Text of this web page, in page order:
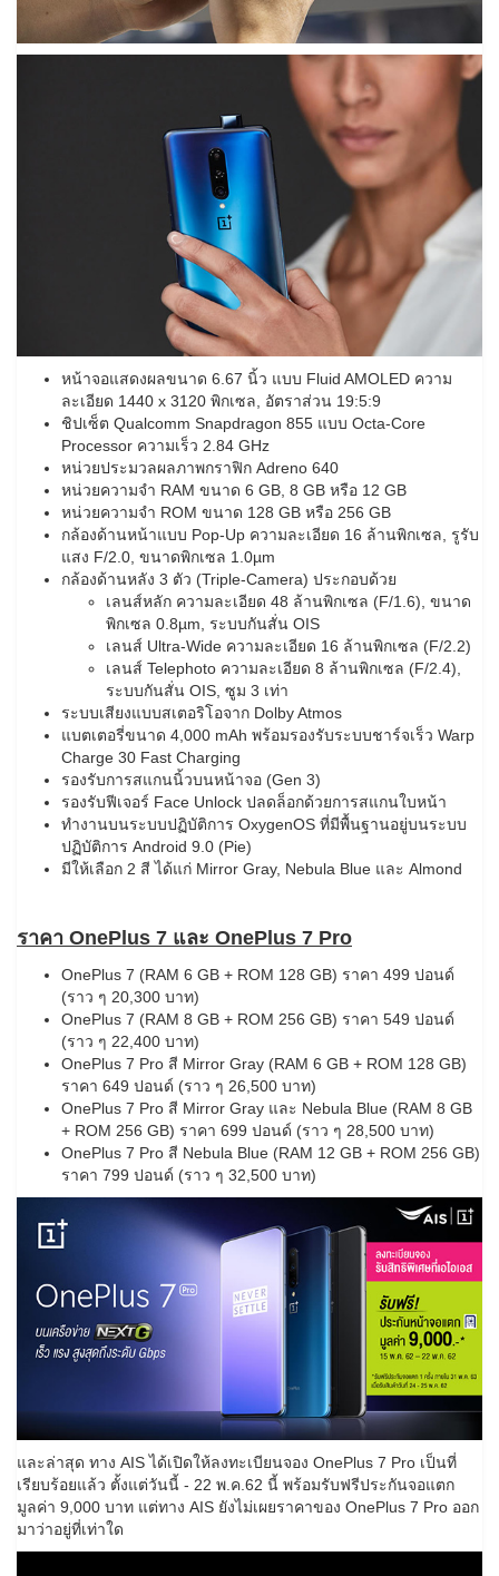
หน้าจอแสดงผลขนาด 6.67 นิ้ว แบบ Fluid AMOLED ความ
ละเอียด 1440 x 3120 พิกเซล, อัตราส่วน 19:5:9
ชิปเซ็ต Qualcomm Snapdragon 855 แบบ Octa-Core
Processor ความเร็ว 2.84 GHz
หน่วยประมวลผลภาพกราฟิก Adreno 640
หน่วยความจำ RAM ขนาด 6 GB, 8 GB หรือ 12 GB
หน่วยความจำ ROM ขนาด 128 GB หรือ 256 GB
กล้องด้านหน้าแบบ Pop-Up ความละเอียด 16 ล้านพิกเซล, รูรับ
แสง F/2.0, ขนาดพิกเซล 1.0µm
กล้องด้านหลัง 3 ตัว (Triple-Camera) ประกอบด้วย
เลนส์หลัก ความละเอียด 48 ล้านพิกเซล (F/1.6), ขนาด
พิกเซล 0.8µm, ระบบกันสั่น OIS
เลนส์ Ultra-Wide ความละเอียด 16 ล้านพิกเซล (F/2.2)
เลนส์ Telephoto ความละเอียด 8 ล้านพิกเซล (F/2.4),
ระบบกันสั่น OIS, ซูม 3 เท่า
ระบบเสียงแบบสเตอริโอจาก Dolby Atmos
แบตเตอรี่ขนาด 4,000 mAh พร้อมรองรับระบบชาร์จเร็ว Warp
Charge 30 Fast Charging
รองรับการสแกนนิ้วบนหน้าจอ (Gen 3)
รองรับฟีเจอร์ Face Unlock ปลดล็อกด้วยการสแกนใบหน้า
ทำงานบนระบบปฏิบัติการ OxygenOS ที่มีพื้นฐานอยู่บนระบบ
ปฏิบัติการ Android 9.0 (Pie)
มีให้เลือก 2 สี ได้แก่ Mirror Gray, Nebula Blue และ Almond
ราคา OnePlus 7 และ OnePlus 7 Pro
OnePlus 7 (RAM 6 GB + ROM 128 GB) ราคา 499 ปอนด์
(ราว ๆ 20,300 บาท)
OnePlus 7 (RAM 8 GB + ROM 256 GB) ราคา 549 ปอนด์
(ราว ๆ 22,400 บาท)
OnePlus 7 Pro สี Mirror Gray (RAM 6 GB + ROM 128 GB)
ราคา 649 ปอนด์ (ราว ๆ 26,500 บาท)
OnePlus 7 Pro สี Mirror Gray และ Nebula Blue (RAM 8 GB
+ ROM 256 GB) ราคา 699 ปอนด์ (ราว ๆ 28,500 บาท)
OnePlus 7 Pro สี Nebula Blue (RAM 12 GB + ROM 256 GB)
ราคา 799 ปอนด์ (ราว ๆ 32,500 บาท)
และล่าสุด ทาง AIS ได้เปิดให้ลงทะเบียนจอง OnePlus 7 Pro เป็นที่
เรียบร้อยแล้ว ตั้งแต่วันนี้ - 22 พ.ค.62 นี้ พร้อมรับฟรีประกันจอแตก
มูลค่า 9,000 บาท แต่ทาง AIS ยังไม่เผยราคาของ OnePlus 7 Pro ออก
มาว่าอยู่ที่เท่าใด